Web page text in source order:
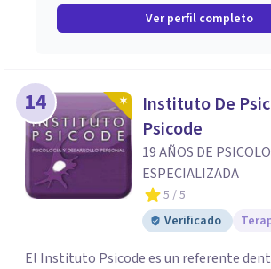
Ver perfil completo
14
Instituto De
Psicode
19 AÑOS DE
ESPECIALIZADA
5 / 5
Verificado
El Instituto Psicode es un referente